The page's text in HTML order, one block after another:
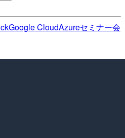
Google CloudAzureセミナー会